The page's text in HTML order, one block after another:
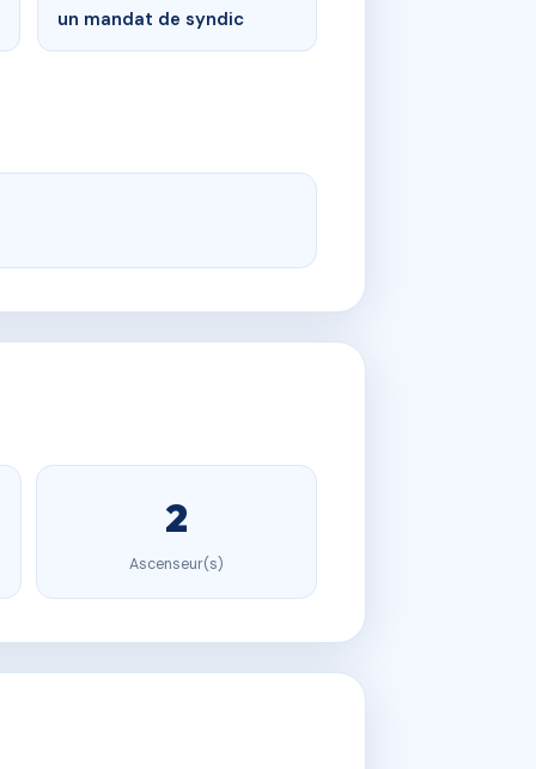
un mandat de syndic
2
Ascenseur(s)